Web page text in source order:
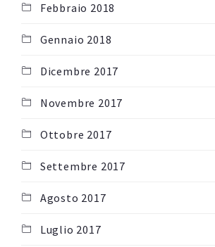
Febbraio 2018
Gennaio 2018
Dicembre 2017
Novembre 2017
Ottobre 2017
Settembre 2017
Agosto 2017
Luglio 2017